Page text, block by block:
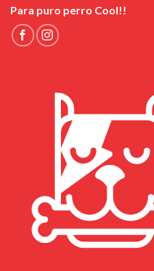
Para puro perro Cool!!